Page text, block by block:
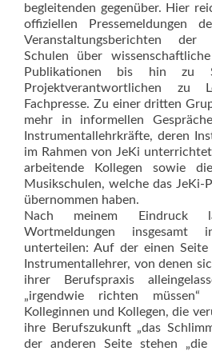
begleitenden gegenüber. Hier
offiziellen Pressemeldungen
Veranstaltungsberichten der
Schulen über
Publikationen bis hin zu
Projektverantwortlichen zu
Fachpresse. Zu einer dritten
mehr in informellen
Instrumen­tallehrkräfte, deren
im Rahmen von JeKi
arbeitende Kollegen sowie
Musikschulen, welche das JeKi-
übernommen haben.
Nach meinem Eindruck
Wortmeldungen insgesamt
unterteilen: Auf der einen
Instrumentallehrer, von denen
ihrer Berufspraxis
„irgendwie richten
Kolleginnen und Kollegen, die
ihre Berufszukunft „das
der anderen Seite stehen